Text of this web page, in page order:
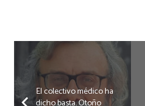
El colectivo médico ha
dicho basta. Otoño